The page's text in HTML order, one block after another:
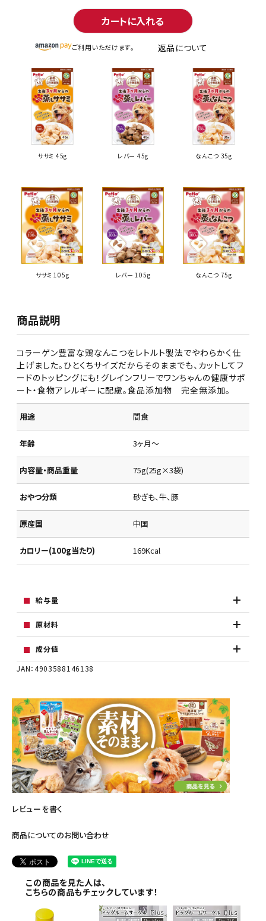
カートに入れる
ご利用いただけます。 返品について
ササミ 45g レバー 45g なんこつ 35g
ササミ 105g レバー 105g なんこつ 75g
商品説明
コラーゲン豊富な鶏なんこつをレトルト製法でやわらかく仕
上げました。ひとくちサイズだからそのままでも、カットしてフ
ードのトッピングにも！グレインフリーでワンちゃんの健康サポ
ート・食物アレルギーに配慮。食品添加物 完全無添加。
用途 間食
年齢 3ヶ月～
内容量・商品重量 75g(25g×3袋)
おやつ分類 砂ぎも、牛、豚
原産国 中国
カロリー(100g当たり) 169Kcal
給与量
原材料
成分値
JAN：4903588146138
レビューを書く
商品についてのお問い合わせ
この商品を見た人は、
こちらの商品もチェックしています！